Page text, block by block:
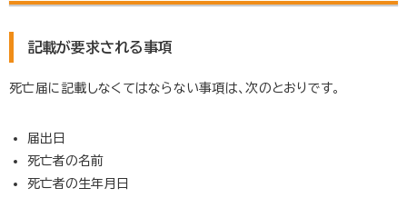
記載が要求される事項
死亡届に記載しなくてはならない事項は、次のとおりです。
届出日
死亡者の名前
死亡者の生年月日